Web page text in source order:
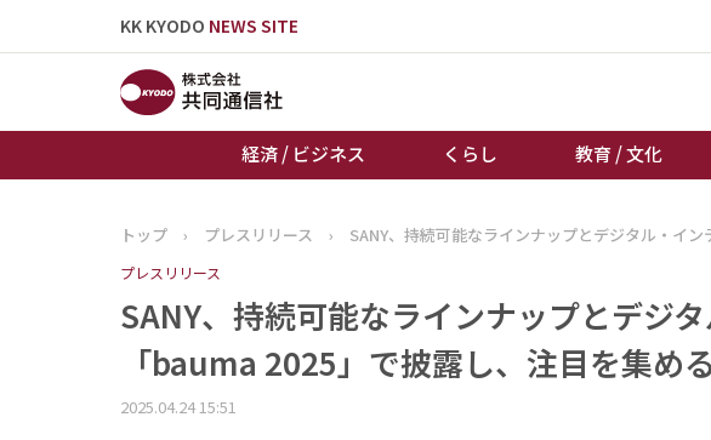
KK KYODO NEWS SITE
経済 / ビジネス くらし 教育 / 文化
トップページ
経済 / ビジネス
教育 / 文化
エンタメ
トップ › プレスリリース › SANY、持続可能なラインナップとデジタル・イ
プレスリリース
SANY、持続可能なラインナップとデジ
「bauma 2025」で披露し、注目を集める
2025.04.24 15:51